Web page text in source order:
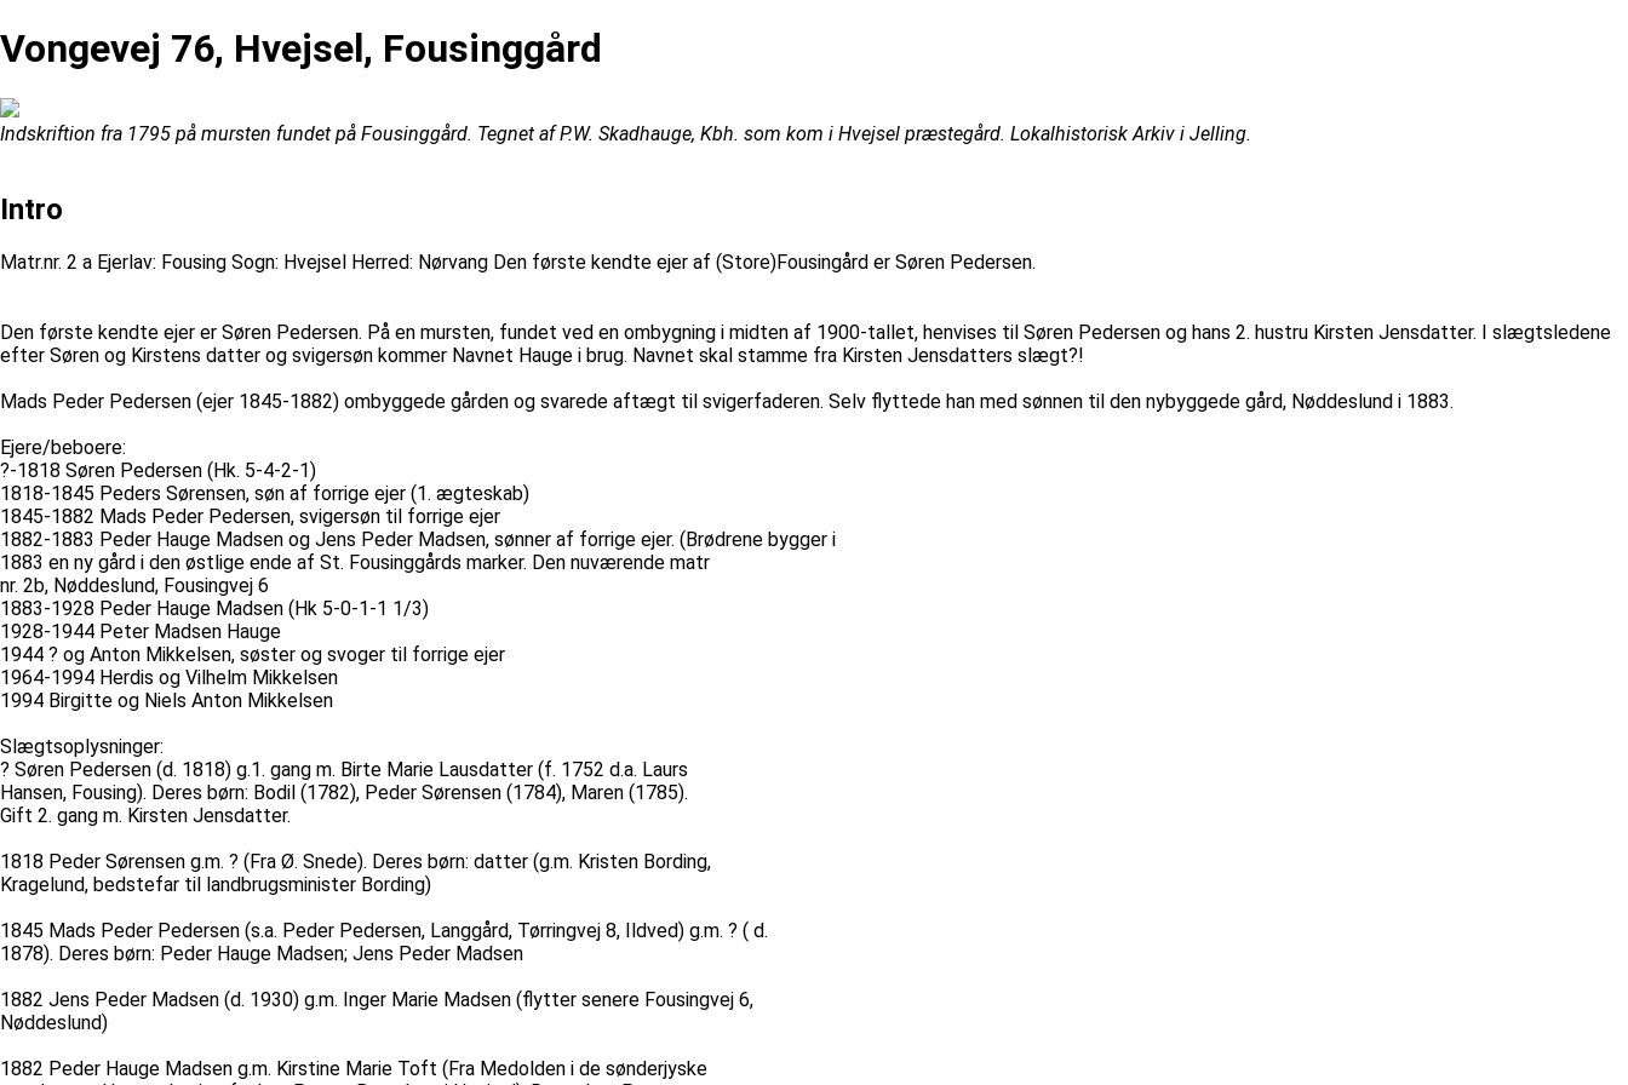
Vongevej 76, Hvejsel, Fousinggård
Indskriftion fra 1795 på mursten fundet på Fousinggård. Tegnet af P.W. Skadhauge, Kbh. som kom i Hvejsel præstegård. Lokalhistorisk Arkiv i Jelling.
Intro
Matr.nr. 2 a Ejerlav: Fousing Sogn: Hvejsel Herred: Nørvang Den første kendte ejer af (Store)Fousingård er Søren Pedersen.
Den første kendte ejer er Søren Pedersen. På en mursten, fundet ved en ombygning i midten af 1900-tallet, henvises til Søren Pedersen og hans 2. hustru Kirsten Jensdatter. I slægtsledene
efter Søren og Kirstens datter og svigersøn kommer Navnet Hauge i brug. Navnet skal stamme fra Kirsten Jensdatters slægt?!
Mads Peder Pedersen (ejer 1845-1882) ombyggede gården og svarede aftægt til svigerfaderen. Selv flyttede han med sønnen til den nybyggede gård, Nøddeslund i 1883.
Ejere/beboere:
?-1818 Søren Pedersen (Hk. 5-4-2-1)
1818-1845 Peders Sørensen, søn af forrige ejer (1. ægteskab)
1845-1882 Mads Peder Pedersen, svigersøn til forrige ejer
1882-1883 Peder Hauge Madsen og Jens Peder Madsen, sønner af forrige ejer. (Brødrene bygger i
1883 en ny gård i den østlige ende af St. Fousinggårds marker. Den nuværende matr
nr. 2b, Nøddeslund, Fousingvej 6
1883-1928 Peder Hauge Madsen (Hk 5-0-1-1 1/3)
1928-1944 Peter Madsen Hauge
1944 ? og Anton Mikkelsen, søster og svoger til forrige ejer
1964-1994 Herdis og Vilhelm Mikkelsen
1994 Birgitte og Niels Anton Mikkelsen
Slægtsoplysninger:
? Søren Pedersen (d. 1818) g.1. gang m. Birte Marie Lausdatter (f. 1752 d.a. Laurs
Hansen, Fousing). Deres børn: Bodil (1782), Peder Sørensen (1784), Maren (1785).
Gift 2. gang m. Kirsten Jensdatter.
1818 Peder Sørensen g.m. ? (Fra Ø. Snede). Deres børn: datter (g.m. Kristen Bording,
Kragelund, bedstefar til landbrugsminister Bording)
1845 Mads Peder Pedersen (s.a. Peder Pedersen, Langgård, Tørringvej 8, Ildved) g.m. ? ( d.
1878). Deres børn: Peder Hauge Madsen; Jens Peder Madsen
1882 Jens Peder Madsen (d. 1930) g.m. Inger Marie Madsen (flytter senere Fousingvej 6,
Nøddeslund)
1882 Peder Hauge Madsen g.m. Kirstine Marie Toft (Fra Medolden i de sønderjyske